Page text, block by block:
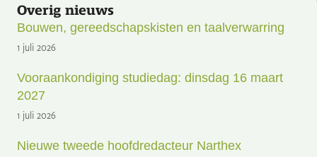
Overig nieuws
Bouwen, gereedschapskisten en taalverwarring
1 juli 2026
Vooraankondiging studiedag: dinsdag 16 maart
2027
1 juli 2026
Nieuwe tweede hoofdredacteur Narthex